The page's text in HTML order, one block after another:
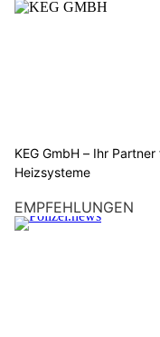
KEG GmbH – Ihr
Heizsysteme
EMPFEHLUNGEN